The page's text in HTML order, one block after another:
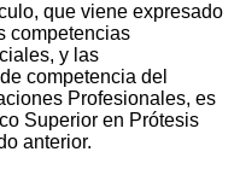
que viene expresado
competencias
y las
competencia del
Profesionales, es
Superior en Prótesis
anterior.